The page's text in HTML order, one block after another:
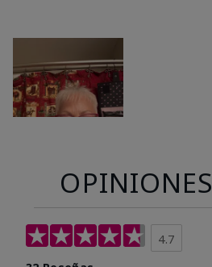
OPINIONES
4.7